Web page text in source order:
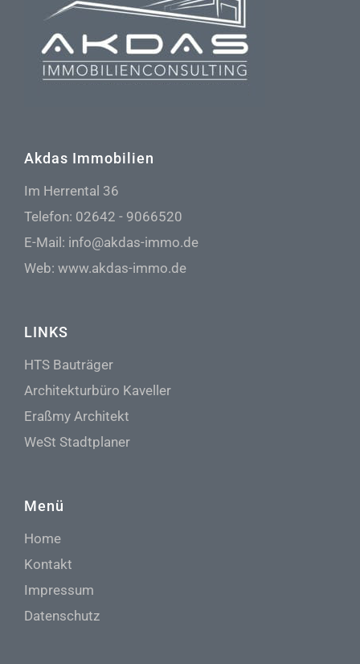
Akdas Immobilien
Im Herrental 36
Telefon: 02642 - 9066520
E-Mail: info@akdas-immo.de
Web: www.akdas-immo.de
LINKS
HTS Bauträger
Architekturbüro Kaveller
Eraßmy Architekt
WeSt Stadtplaner
Menü
Home
Kontakt
Impressum
Datenschutz